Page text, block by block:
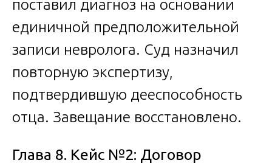
поставил диагноз на основании
единичной предположительной
записи невролога. Суд назначил
повторную экспертизу,
подтвердившую дееспособность
отца. Завещание восстановлено.
Глава 8. Кейс №2: Договор